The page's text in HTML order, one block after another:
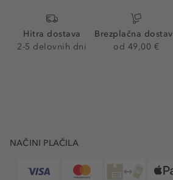
Hitra dostava
2-5 delovnih dni
Brezplačna
od 49,00 €
NAČINI PLAČILA